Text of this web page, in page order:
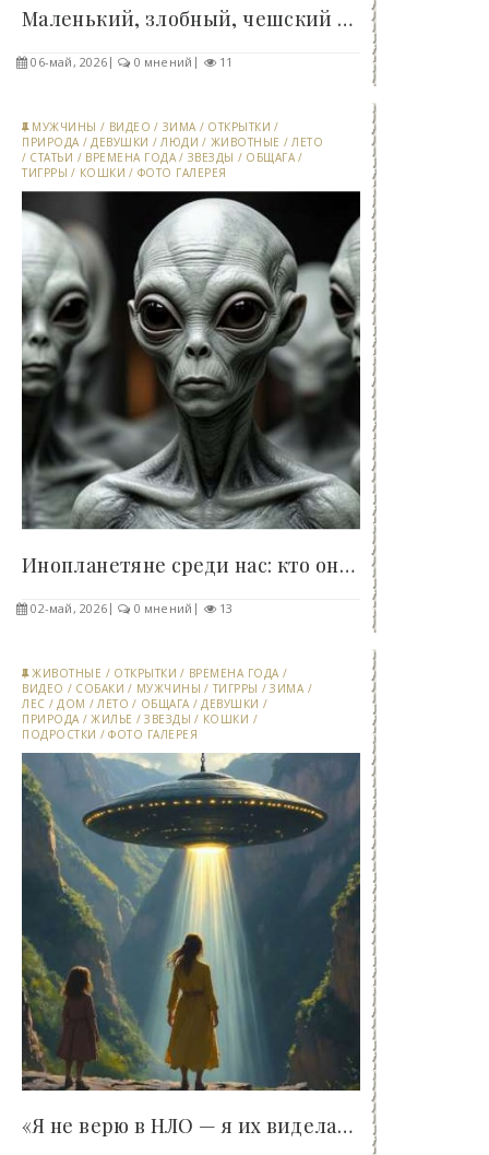
Маленький, злобный, чешский «Скорпион» —..
06-май, 2026 0 мнений 11
МУЖЧИНЫ / ВИДЕО / ЗИМА / ОТКРЫТКИ /
ПРИРОДА /ДЕВУШКИ /ЛЮДИ / ЖИВОТНЫЕ /ЛЕТО
/ СТАТЬИ / ВРЕМЕНА ГОДА / ЗВЕЗДЫ / ОБЩАГА /
ТИГРРЫ / КОШКИ / ФОТО ГАЛЕРЕЯ
Инопланетяне среди нас: кто они, зачем пришли и..
02-май, 2026 0 мнений 13
ЖИВОТНЫЕ / ОТКРЫТКИ / ВРЕМЕНА ГОДА /
ВИДЕО / СОБАКИ / МУЖЧИНЫ / ТИГРРЫ /ЗИМА /
ЛЕС / ДОМ / ЛЕТО / ОБЩАГА / ДЕВУШКИ /
ПРИРОДА /ЖИЛЬЕ /ЗВЕЗДЫ / КОШКИ /
ПОДРОСТКИ /ФОТО ГАЛЕРЕЯ
«Я не верю в НЛО — я их видела»: Шокирующие..